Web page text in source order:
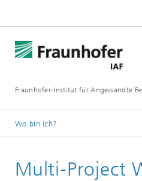
Fraunhofer-Institut für Angewandte
Wo bin ich?
Unser Angebot
Multi-Project